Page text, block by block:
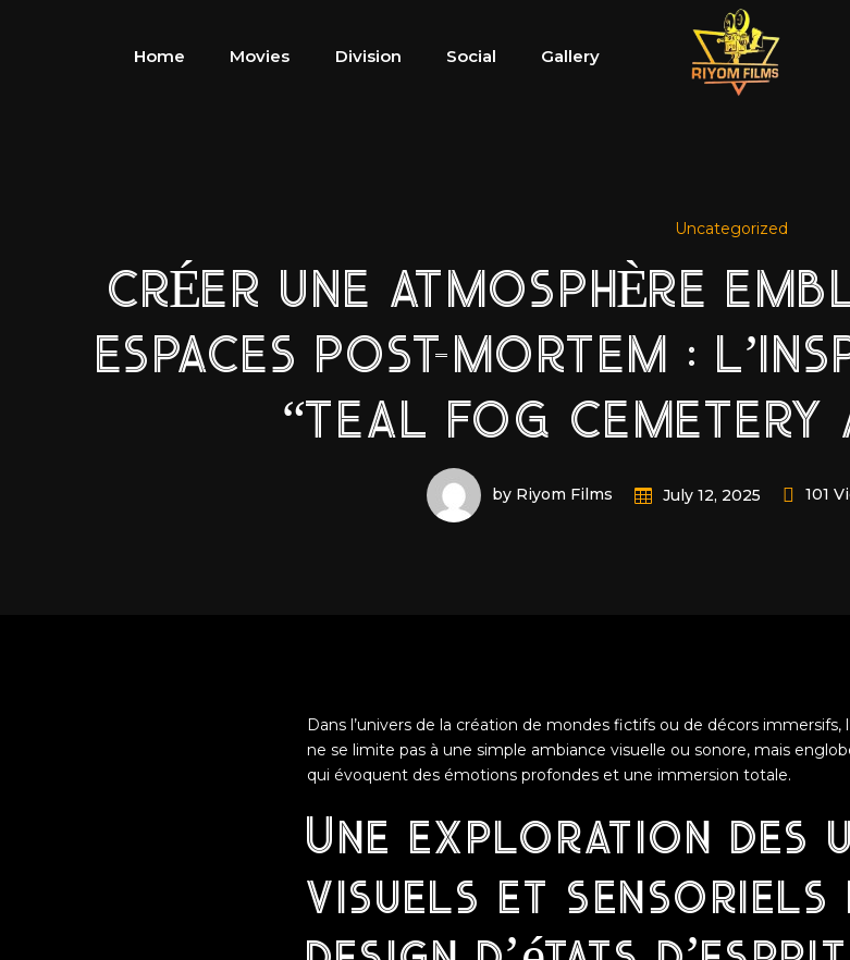
Home Movies Division Social Gallery
Uncategorized
CRÉER UNE ATMOSPHÈRE
ESPACES POST-MORTEM :
“TEAL FOG CEMETERY
by Riyom Films July 12, 2025 101
Dans l’univers de la création de mondes fictifs ou de décors immersifs,
ne se limite pas à une simple ambiance visuelle ou sonore, mais
qui évoquent des émotions profondes et une immersion totale.
Une exploration des
visuels et sensoriels